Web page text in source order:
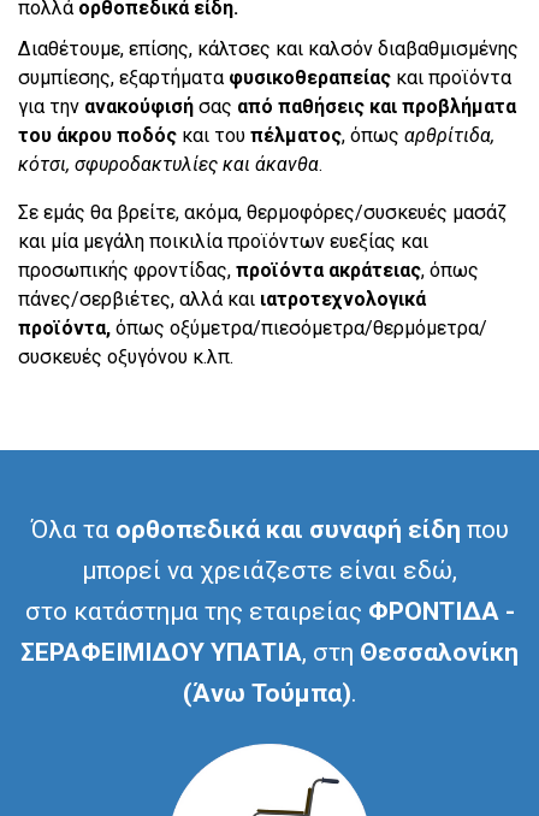
πολλά ορθοπεδικά είδη.
Διαθέτουμε, επίσης, κάλτσες και καλσόν διαβαθμισμένης
συμπίεσης, εξαρτήματα φυσικοθεραπείας και προϊόντα
για την ανακούφισή σας από παθήσεις και προβλήματα
του άκρου ποδός και του πέλματος, όπως αρθρίτιδα,
κότσι, σφυροδακτυλίες και άκανθα.
Σε εμάς θα βρείτε, ακόμα, θερμοφόρες/συσκευές μασάζ
και μία μεγάλη ποικιλία προϊόντων ευεξίας και
προσωπικής φροντίδας, προϊόντα ακράτειας, όπως
πάνες/σερβιέτες, αλλά και ιατροτεχνολογικά
προϊόντα, όπως οξύμετρα/πιεσόμετρα/θερμόμετρα/
συσκευές οξυγόνου κ.λπ.
Όλα τα ορθοπεδικά και συναφή είδη που
μπορεί να χρειάζεστε είναι εδώ,
στο κατάστημα της εταιρείας ΦΡΟΝΤΙΔΑ -
ΣΕΡΑΦΕΙΜΙΔΟΥ ΥΠΑΤΙΑ, στη Θεσσαλονίκη
(Άνω Τούμπα).